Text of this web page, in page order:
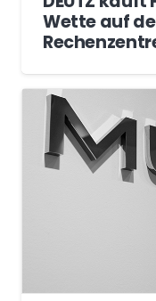
Wette auf